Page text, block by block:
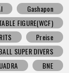
Gashapon
FIGURE(WCF)
Preise
SUPER DIVERS
BNE